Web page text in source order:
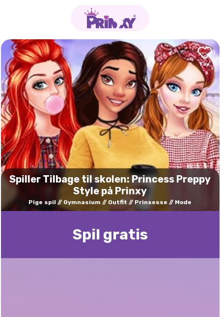
Spiller Tilbage til skolen: Princess Preppy
Style på Prinxy
Pige spil Gymnasium Outfit Prinsesse Mode
Spil gratis